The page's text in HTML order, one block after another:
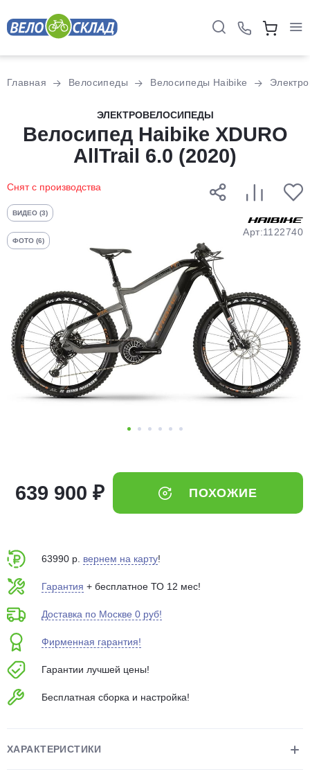
Главная Велосипеды Велосипеды Haibike
ЭЛЕКТРОВЕЛОСИПЕДЫ
Велосипед Haibike XDURO
AllTrail 6.0 (2020)
Снят с производства
ВИДЕО (3)
ФОТО (6)
Арт:1122740
639 900 ₽ ПОХОЖИЕ
63990 р. вернем на карту!
Гарантия + бесплатное ТО 12 мес!
Доставка по Москве 0 руб!
Фирменная гарантия!
Гарантии лучшей цены!
Бесплатная сборка и настройка!
ХАРАКТЕРИСТИКИ
Разбейте
оплатуна части
без переплат
График платежей
Добавляйте товары
в корзину
Оплачивайте сегодня только
выбранный способом
75% будут
Подробнее
Остались вопросы?